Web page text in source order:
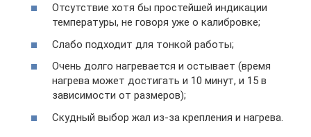
Отсутствие хотя бы простейшей индикации
температуры, не говоря уже о калибровке;
Слабо подходит для тонкой работы;
Очень долго нагревается и остывает (время
нагрева может достигать и 10 минут, и 15 в
зависимости от размеров);
Скудный выбор жал из-за крепления и нагрева.